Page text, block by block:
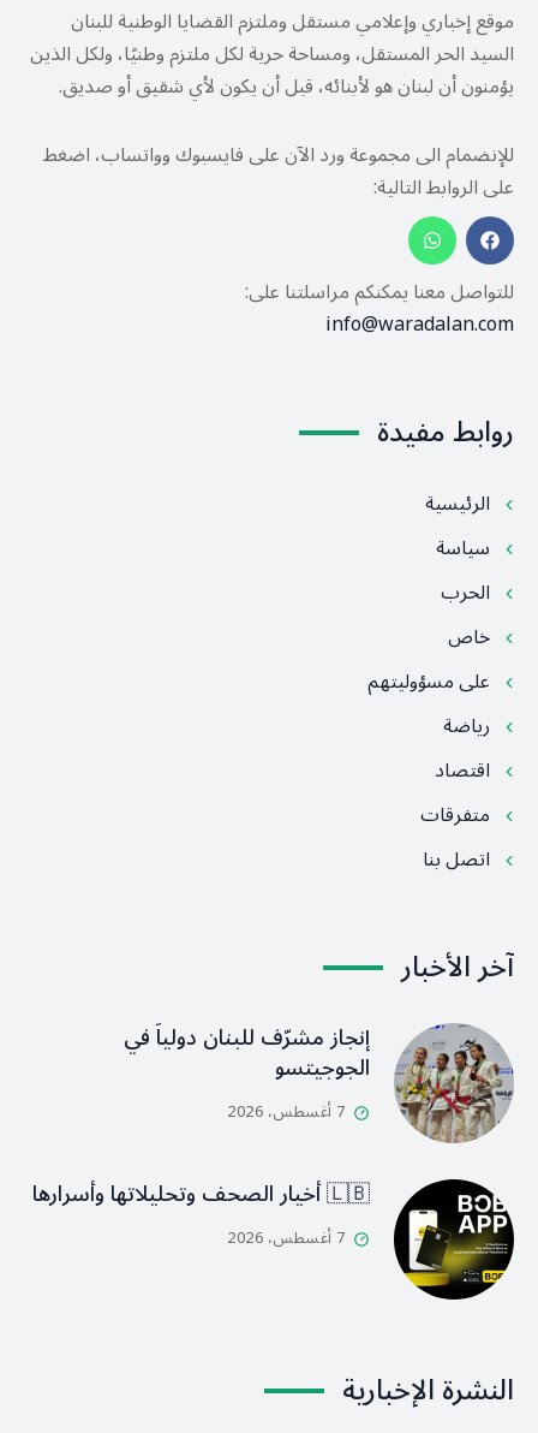
موقع إخباري وإعلامي مستقل وملتزم القضايا الوطنية للبنان
السيد الحر المستقل، ومساحة حرية لكل ملتزم وطنيًا، ولكل الذين
يؤمنون أن لبنان هو لأبنائه، قبل أن يكون لأي شقيق أو صديق.
للإنضمام الى مجموعة ورد الآن على فايسبوك وواتساب، اضغط
على الروابط التالية:
للتواصل معنا يمكنكم مراسلتنا على:
info@waradalan.com
روابط مفيدة
الرئيسية
سياسة
الحرب
خاص
على مسؤوليتهم
رياضة
اقتصاد
متفرقات
اتصل بنا
آخر الأخبار
إنجاز مشرّف للبنان دولياً في
الجوجيتسو
7 أغسطس، 2026
🇱🇧 أخيار الصحف وتحليلاتها وأسرارها
7 أغسطس، 2026
النشرة الإخبارية